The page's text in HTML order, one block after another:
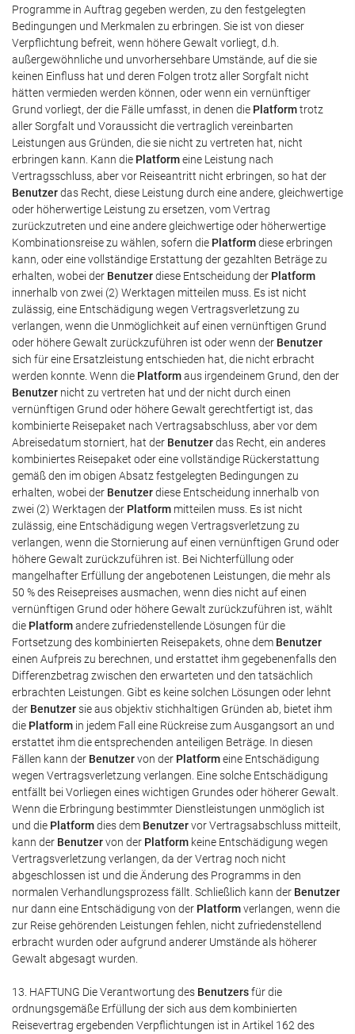
Programme in Auftrag gegeben werden, zu den festgelegten
Bedingungen und Merkmalen zu erbringen. Sie ist von dieser
Verpflichtung befreit, wenn höhere Gewalt vorliegt, d.h.
außergewöhnliche und unvorhersehbare Umstände, auf die sie
keinen Einfluss hat und deren Folgen trotz aller Sorgfalt nicht
hätten vermieden werden können, oder wenn ein vernünftiger
Grund vorliegt, der die Fälle umfasst, in denen die Platformtrotz
aller Sorgfalt und Voraussicht die vertraglich vereinbarten
Leistungen aus Gründen, die sie nicht zu vertreten hat, nicht
erbringen kann. Kann die Platformeine Leistung nach
Vertragsschluss, aber vor Reiseantritt nicht erbringen, so hat der
Benutzerdas Recht, diese Leistung durch eine andere, gleichwertige
oder höherwertige Leistung zu ersetzen, vom Vertrag
zurückzutreten und eine andere gleichwertige oder höherwertige
Kombinationsreise zu wählen, sofern die Platformdiese erbringen
kann, oder eine vollständige Erstattung der gezahlten Beträge zu
erhalten, wobei der Benutzerdiese Entscheidung der Platform
innerhalb von zwei (2) Werktagen mitteilen muss. Es ist nicht
zulässig, eine Entschädigung wegen Vertragsverletzung zu
verlangen, wenn die Unmöglichkeit auf einen vernünftigen Grund
oder höhere Gewalt zurückzuführen ist oder wenn der Benutzer
sich für eine Ersatzleistung entschieden hat, die nicht erbracht
werden konnte. Wenn die Platformaus irgendeinem Grund, den der
Benutzer nicht zu vertreten hat und der nicht durch einen
vernünftigen Grund oder höhere Gewalt gerechtfertigt ist, das
kombinierte Reisepaket nach Vertragsabschluss, aber vor dem
Abreisedatum storniert, hat der Benutzerdas Recht, ein anderes
kombiniertes Reisepaket oder eine vollständige Rückerstattung
gemäß den im obigen Absatz festgelegten Bedingungen zu
erhalten, wobei der Benutzerdiese Entscheidung innerhalb von
zwei (2) Werktagen der Platform mitteilen muss. Es ist nicht
zulässig, eine Entschädigung wegen Vertragsverletzung zu
verlangen, wenn die Stornierung auf einen vernünftigen Grund oder
höhere Gewalt zurückzuführen ist. Bei Nichterfüllung oder
mangelhafter Erfüllung der angebotenen Leistungen, die mehr als
50 % des Reisepreises ausmachen, wenn dies nicht auf einen
vernünftigen Grund oder höhere Gewalt zurückzuführen ist, wählt
die Platformandere zufriedenstellende Lösungen für die
Fortsetzung des kombinierten Reisepakets, ohne dem Benutzer
einen Aufpreis zu berechnen, und erstattet ihm gegebenenfalls den
Differenzbetrag zwischen den erwarteten und den tatsächlich
erbrachten Leistungen. Gibt es keine solchen Lösungen oder lehnt
der Benutzersie aus objektiv stichhaltigen Gründen ab, bietet ihm
die Platform in jedem Fall eine Rückreise zum Ausgangsort an und
erstattet ihm die entsprechenden anteiligen Beträge. In diesen
Fällen kann der Benutzervon der Platformeine Entschädigung
wegen Vertragsverletzung verlangen. Eine solche Entschädigung
entfällt bei Vorliegen eines wichtigen Grundes oder höherer Gewalt.
Wenn die Erbringung bestimmter Dienstleistungen unmöglich ist
und die Platformdies dem Benutzervor Vertragsabschluss mitteilt,
kann der Benutzervon der Platform keine Entschädigung wegen
Vertragsverletzung verlangen, da der Vertrag noch nicht
abgeschlossen ist und die Änderung des Programms in den
normalen Verhandlungsprozess fällt. Schließlich kann der Benutzer
nur dann eine Entschädigung von der Platformverlangen, wenn die
zur Reise gehörenden Leistungen fehlen, nicht zufriedenstellend
erbracht wurden oder aufgrund anderer Umstände als höherer
Gewalt abgesagt wurden.
13. HAFTUNG Die Verantwortung des Benutzersfür die
ordnungsgemäße Erfüllung der sich aus dem kombinierten
Reisevertrag ergebenden Verpflichtungen ist in Artikel 162 des